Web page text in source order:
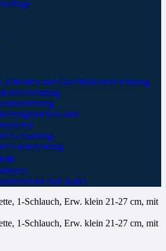
Etiketten und Qualitätskennzeichnung
und
Aushang
Einrichtung
und -halter